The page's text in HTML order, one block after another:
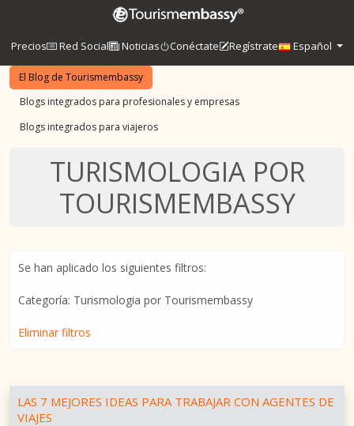
Precios Red Social Noticias Conéctate Regístrate Español
El Blog de Tourismembassy
Blogs integrados para profesionales y empresas
Blogs integrados para viajeros
TURISMOLOGIA POR
TOURISMEMBASSY
Se han aplicado los siguientes filtros:
Categoría: Turismologia por Tourismembassy
Eliminar filtros
LAS 7 MEJORES IDEAS PARA TRABAJAR CON AGENTES DE
VIAJES